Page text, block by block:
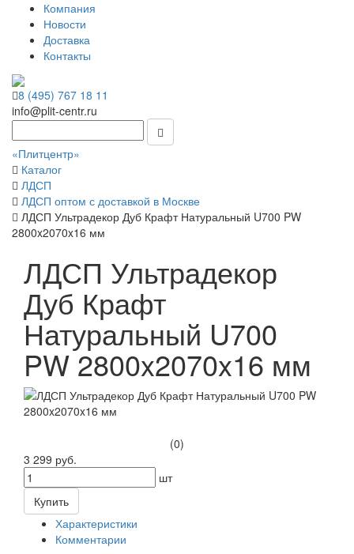
Компания
Новости
Доставка
Контакты
8 (495) 767 18 11
info@plit-centr.ru
«Плитцентр»
Каталог
ЛДСП
ЛДСП оптом с доставкой в Москве
ЛДСП Ультрадекор Дуб Крафт Натуральный U700 PW
2800x2070x16 мм
ЛДСП Ультрадекор
Дуб Крафт
Натуральный U700
PW 2800x2070x16 мм
(0)
3 299 руб.
шт
Купить
Характеристики
Комментарии